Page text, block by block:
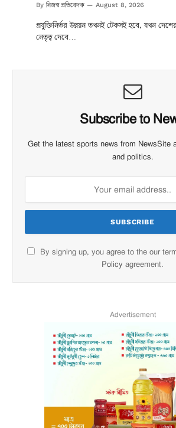
By নিজস্ব প্রতিবেদক August 8, 2026
প্রযুক্তিনির্ভর উন্নয়ন তখনই টেকসই হবে, যখন
নেতৃত্ব দেবে…
Subscribe to
Get the latest sports news from NewsSite
and politics.
By signing up, you agree to the our
Policy agreement.
Advertisement